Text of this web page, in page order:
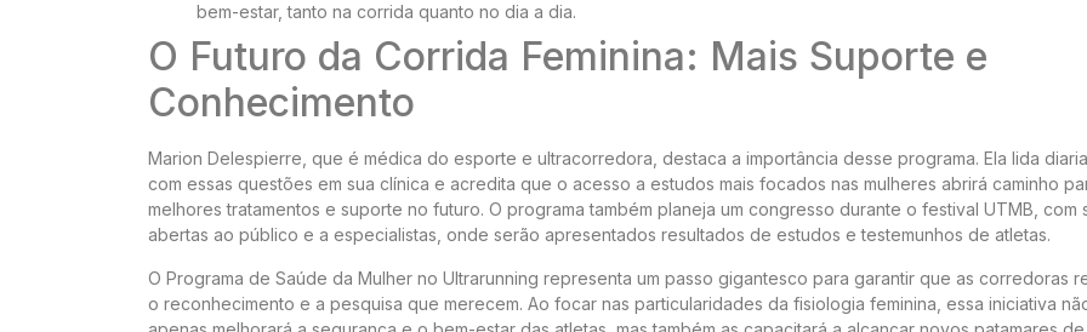
bem-estar, tanto na corrida quanto no dia a dia.
O Futuro da Corrida Feminina: Mais Suporte e
Conhecimento
Marion Delespierre, que é médica do esporte e ultracorredora, destaca a importância desse programa. Ela lida
com essas questões em sua clínica e acredita que o acesso a estudos mais focados nas mulheres abrirá caminho
melhores tratamentos e suporte no futuro. O programa também planeja um congresso durante o festival UTMB, com
abertas ao público e a especialistas, onde serão apresentados resultados de estudos e testemunhos de atletas.
O Programa de Saúde da Mulher no Ultrarunning representa um passo gigantesco para garantir que as corredoras
o reconhecimento e a pesquisa que merecem. Ao focar nas particularidades da fisiologia feminina, essa iniciativa